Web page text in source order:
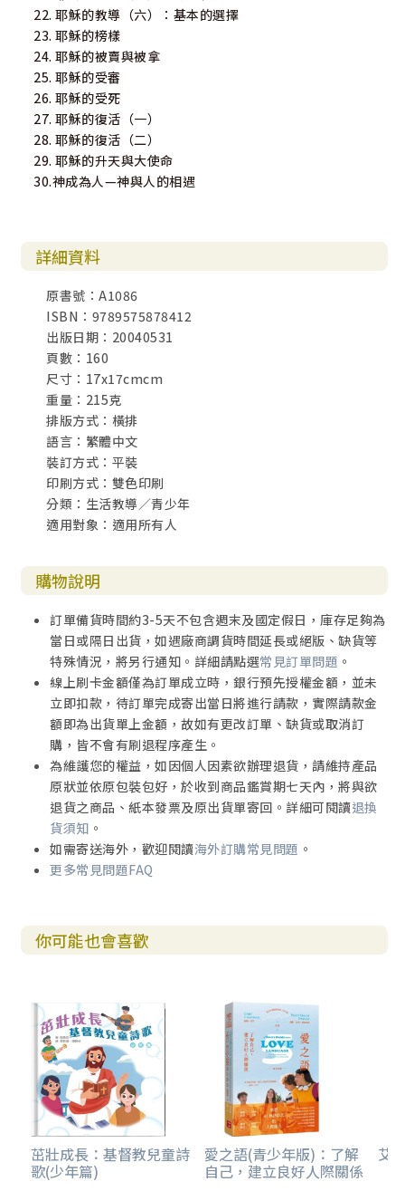
22. 耶穌的教導（六）：基本的選擇
23. 耶穌的榜樣
24. 耶穌的被賣與被拿
25. 耶穌的受審
26. 耶穌的受死
27. 耶穌的復活（一）
28. 耶穌的復活（二）
29. 耶穌的升天與大使命
30.神成為人—神與人的相遇
詳細資料
原書號：A1086
ISBN：9789575878412
出版日期：20040531
頁數：160
尺寸：17x17cmcm
重量：215克
排版方式：橫排
語言：繁體中文
裝訂方式：平裝
印刷方式：雙色印刷
分類：生活教導／青少年
適用對象：適用所有人
購物說明
訂單備貨時間約3-5天不包含週末及國定假日，庫存足夠為
當日或隔日出貨，如遇廠商調貨時間延長或絕版、缺貨等
特殊情況，將另行通知。詳細請點選常見訂單問題 。
線上刷卡金額僅為訂單成立時，銀行預先授權金額，並未
立即扣款，待訂單完成寄出當日將進行請款，實際請款金
額即為出貨單上金額，故如有更改訂單、缺貨或取消訂
購，皆不會有刷退程序產生。
為維護您的權益，如因個人因素欲辦理退貨，請維持產品
原狀並依原包裝包好，於收到商品鑑賞期七天內，將與欲
退貨之商品、紙本發票及原出貨單寄回。詳細可閱讀退換
貨須知 。
如需寄送海外，歡迎閱讀海外訂購常見問題 。
更多常見問題FAQ
你可能也會喜歡
茁壯成長：基督教兒童詩
歌(少年篇)
愛之語(青少年版)：了解
自己，建立良好人際關係
艾